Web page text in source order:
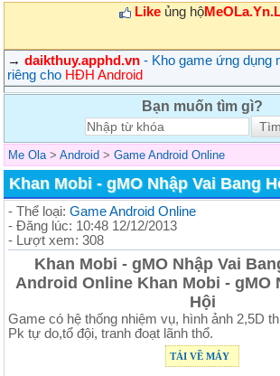
Likeủng hộ
→ daikthuy.apphd.vn - Kho game ứng dụng
riêng cho HĐH Android
Bạn muốn tìm gì?
Me Ola > Android > Game Android Online
Khan Mobi - gMO Nhập Vai Bang
- Thể loại: Game Android Online
- Đăng lúc: 10:48 12/12/2013
- Lượt xem: 308
Khan Mobi - gMO Nhập Vai
Android Online Khan Mobi - gMO
Hội
Game có hệ thống nhiệm vụ, hình ảnh 2,5D
Pk tự do,tổ đội, tranh đoạt lãnh thổ.
TẢI VỀ MÁY